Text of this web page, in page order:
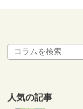
人気の記事